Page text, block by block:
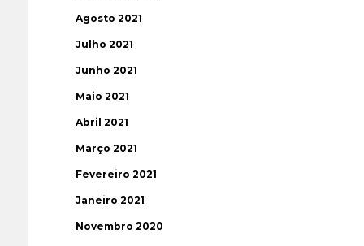
Agosto 2021
Julho 2021
Junho 2021
Maio 2021
Abril 2021
Março 2021
Fevereiro 2021
Janeiro 2021
Novembro 2020